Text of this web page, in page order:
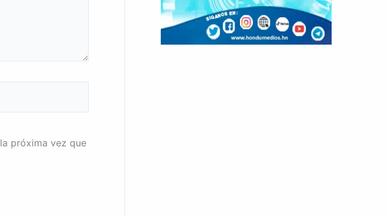
próxima vez que